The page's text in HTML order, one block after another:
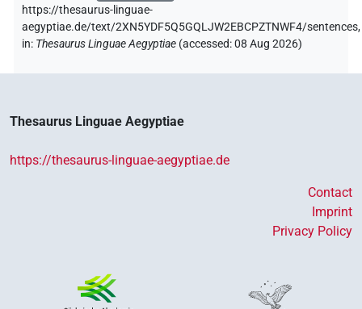
https://thesaurus-linguae-
aegyptiae.de/text/2XN5YDF5Q5GQLJW2EBCPZTNWF4/sentences,
in: Thesaurus Linguae Aegyptiae (accessed:08 Aug 2026)
Thesaurus Linguae Aegyptiae
https://thesaurus-linguae-aegyptiae.de
Contact
Imprint
Privacy Policy